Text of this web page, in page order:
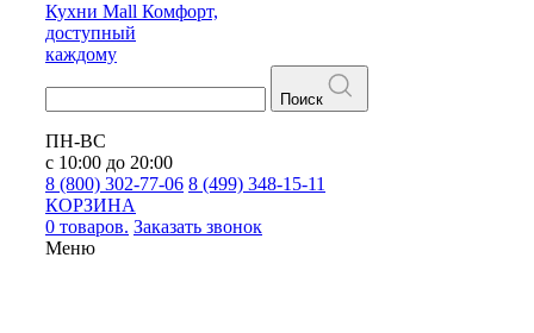
Кухни Mall Комфорт,
доступный
каждому
Поиск
ПН-ВС
с 10:00 до 20:00
8 (800) 302-77-06 8 (499) 348-15-11
КОРЗИНА
0 товаров. Заказать звонок
Меню